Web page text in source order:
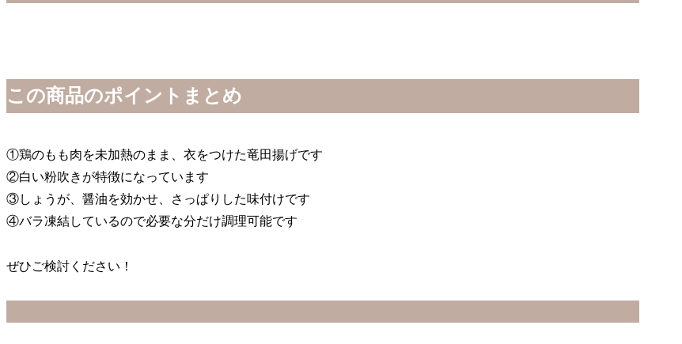
この商品のポイントまとめ
①鶏のもも肉を未加熱のまま、衣をつけた竜田揚げです
②白い粉吹きが特徴になっています
③しょうが、醤油を効かせ、さっぱりした味付けです
④バラ凍結しているので必要な分だけ調理可能です
ぜひご検討ください！